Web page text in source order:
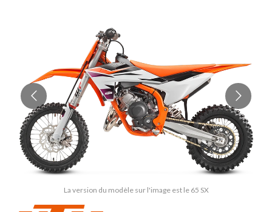
La version du modèle sur l'image est le 65 SX